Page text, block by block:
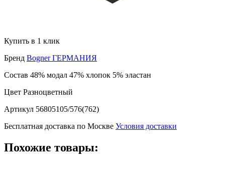
Купить в 1 клик
Бренд Bogner ГЕРМАНИЯ
Состав 48% модал 47% хлопок 5% эластан
Цвет Разноцветный
Артикул 56805105/576(762)
Бесплатная доставка по Москве Условия доставки
Похожие товары: